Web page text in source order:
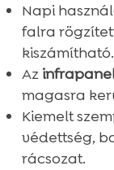
Napi
falra
kiszámítható.
Az
magasra
Kiemelt
védettség,
rácsozat.